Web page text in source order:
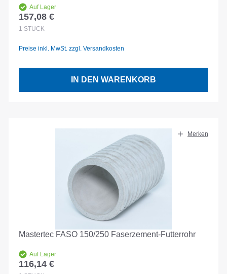
Auf Lager
Regulärer Preis:
157,08 €
1 STÜCK
Preise inkl. MwSt. zzgl. Versandkosten
IN DEN WARENKORB
Merken
Mastertec FASO 150/250 Faserzement-Futterrohr
Auf Lager
Regulärer Preis:
116,14 €